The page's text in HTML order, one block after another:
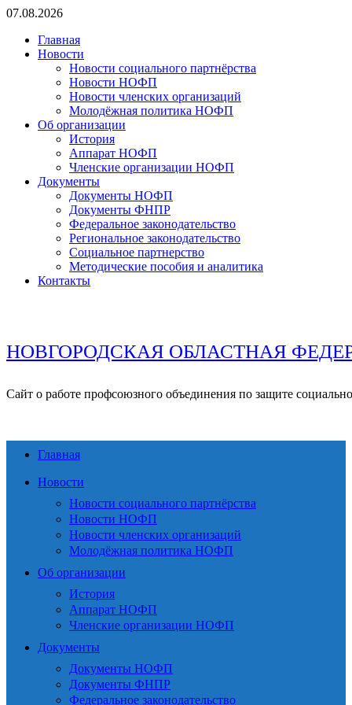
Перейти
содержимому
07.08.2026
Главная
Новости
Новости социального партнёрства
Новости НОФП
Новости членских организаций
Молодёжная политика НОФП
Об организации
История
Аппарат НОФП
Членские организации НОФП
Документы
Документы НОФП
Документы ФНПР
Федеральное законодательство
Региональное законодательство
Социальное партнерство
Методические пособия и аналитика
Контакты
НОВГОРОДСКАЯ ОБЛАСТНАЯ
Сайт о работе профсоюзного объединения по защите
Главная
Новости
Новости социального партнёрства
Новости НОФП
Новости членских организаций
Молодёжная политика НОФП
Об организации
История
Аппарат НОФП
Членские организации НОФП
Документы
Документы НОФП
Документы ФНПР
Федеральное законодательство